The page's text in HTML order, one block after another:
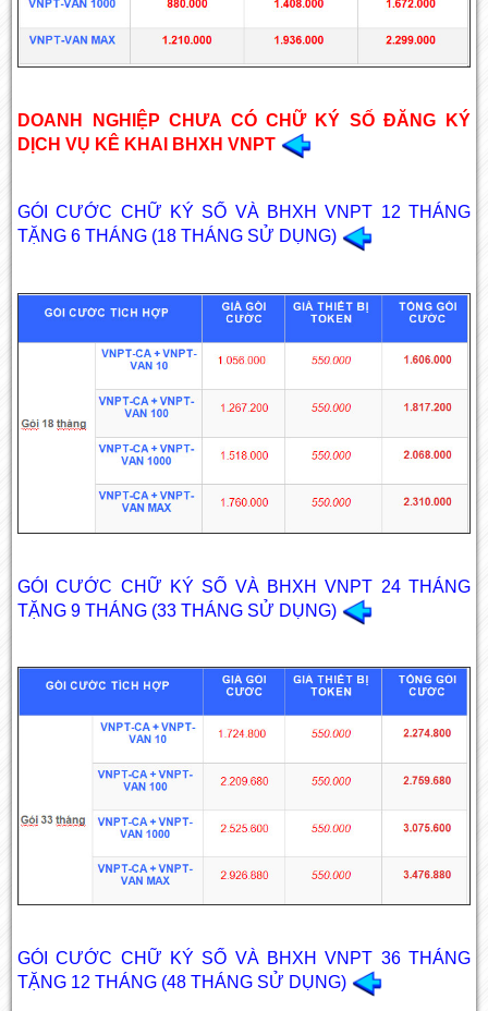
DOANH NGHIỆP CHƯA CÓ CHỮ KÝ SỐ ĐĂNG KÝ
DỊCH VỤ KÊ KHAI BHXH VNPT
GÓI CƯỚC CHỮ KÝ SỐ VÀ BHXH VNPT 12 THÁNG
TẶNG 6 THÁNG (18 THÁNG SỬ DỤNG)
GÓI CƯỚC CHỮ KÝ SỐ VÀ BHXH VNPT 24 THÁNG
TẶNG 9 THÁNG (33 THÁNG SỬ DỤNG)
GÓI CƯỚC CHỮ KÝ SỐ VÀ BHXH VNPT 36 THÁNG
TẶNG 12 THÁNG (48 THÁNG SỬ DỤNG)